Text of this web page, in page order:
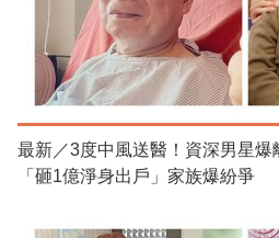
最新／3度中風送醫！資深男星
「砸1億淨身出戶」家族爆紛爭